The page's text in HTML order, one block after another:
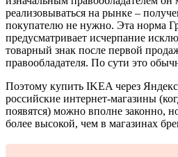
реализовываться на рынке –
покупателю не нужно. Эта норма
предусматривает исчерпание
товарный знак после первой
правообладателя. По сути это
Поэтому купить IKEA через
российские интернет-магазины
появятся) можно вполне законно,
более высокой, чем в магазинах